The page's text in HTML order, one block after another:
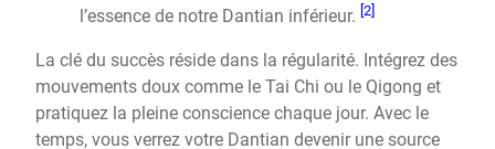
l’essence de notre Dantian inférieur. [2]
La clé du succès réside dans la régularité. Intégrez des
mouvements doux comme le Tai Chi ou le Qigong et
pratiquez la pleine conscience chaque jour. Avec le
temps, vous verrez votre Dantian devenir une source